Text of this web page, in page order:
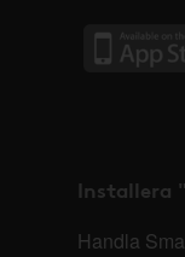
Installera
Handla